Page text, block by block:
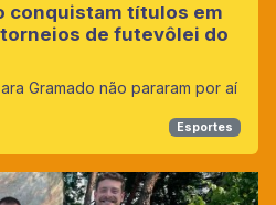
conquistam títulos em
de futevôlei do
Gramado não pararam por aí
Esportes